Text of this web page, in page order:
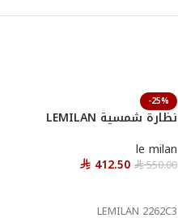
-25%
نظارة شمسية LEMILAN
le milan
⃁550.00
⃁ 412.50
LEMILAN 2262C3